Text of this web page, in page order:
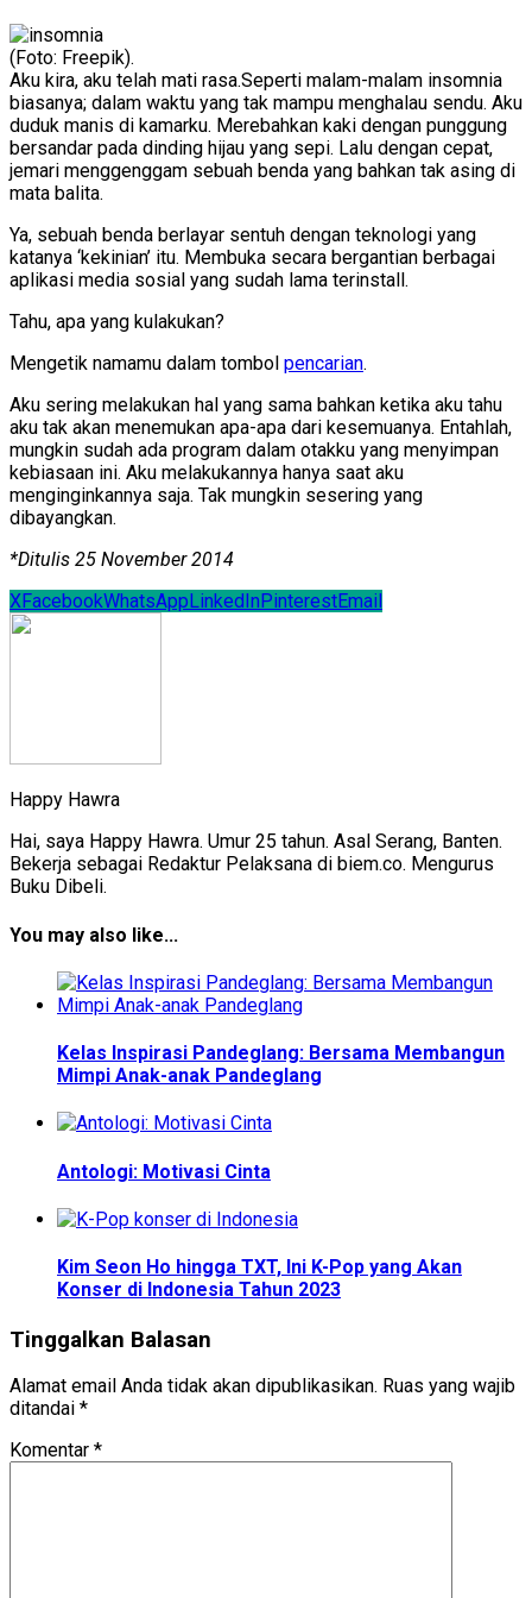
(Foto: Freepik).
Aku kira, aku telah mati rasa.Seperti malam-malam insomnia
biasanya; dalam waktu yang tak mampu menghalau sendu. Aku
duduk manis di kamarku. Merebahkan kaki dengan punggung
bersandar pada dinding hijau yang sepi. Lalu dengan cepat,
jemari menggenggam sebuah benda yang bahkan tak asing di
mata balita.
Ya, sebuah benda berlayar sentuh dengan teknologi yang
katanya ‘kekinian’ itu. Membuka secara bergantian berbagai
aplikasi media sosial yang sudah lama terinstall.
Tahu, apa yang kulakukan?
Mengetik namamu dalam tombol pencarian.
Aku sering melakukan hal yang sama bahkan ketika aku tahu
aku tak akan menemukan apa-apa dari kesemuanya. Entahlah,
mungkin sudah ada program dalam otakku yang menyimpan
kebiasaan ini. Aku melakukannya hanya saat aku
menginginkannya saja. Tak mungkin sesering yang
dibayangkan.
*Ditulis 25 November 2014
XFacebookWhatsApp LinkedIn PinterestEmail
Happy Hawra
Hai, saya Happy Hawra. Umur 25 tahun. Asal Serang, Banten.
Bekerja sebagai Redaktur Pelaksana di biem.co. Mengurus
Buku Dibeli.
You may also like...
Kelas Inspirasi Pandeglang: Bersama Membangun
Mimpi Anak-anak Pandeglang
Antologi: Motivasi Cinta
Kim Seon Ho hingga TXT, Ini K-Pop yang Akan
Konser di Indonesia Tahun 2023
Tinggalkan Balasan
Alamat email Anda tidak akan dipublikasikan. Ruas yang wajib
ditandai *
Komentar *